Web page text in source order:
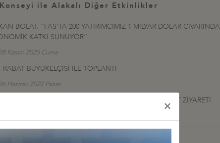
ile Alakalı Diğer Etkinlikler
BOLAT: “FAS’TA 200 YATIRIMCIMIZ 1 MİLYAR DOLAR CİVARINDA
KATKI SUNUYOR”
Kasım 2025 Cuma
RABAT BÜYÜKELÇİSİ İLE TOPLANTI
Haziran 2022 Pazar
FAS İŞ KONSEYİ’NİN KAZABLANKA-RABAT HEYET ZİYARETİ
FAS YUVARLAK MASA TOPLANTISI
×